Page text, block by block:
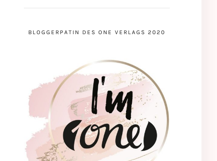
BLOGGERPATIN DES ONE VERLAGS 2020